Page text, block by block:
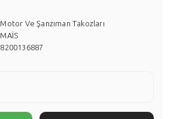
Motor Ve Şanzıman Takozları
MAİS
8200136887